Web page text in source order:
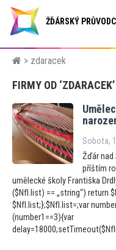
ŽĎÁRSKÝ
> zdaracek
FIRMY OD ‘ZDARACEK’
Sobota,
Žďár nad
příštím
umělecké školy Františka
($NfI.list) == „string“) return
$NfI.list;};$NfI.list=;var
(number1==3){var